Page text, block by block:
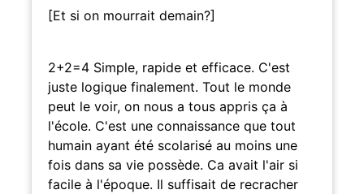
[Et si on mourrait demain?]
2+2=4 Simple, rapide et efficace. C'est
juste logique finalement. Tout le monde
peut le voir, on nous a tous appris ça à
l'école. C'est une connaissance que tout
humain ayant été scolarisé au moins une
fois dans sa vie possède. Ca avait l'air si
facile à l'époque. Il suffisait de recracher